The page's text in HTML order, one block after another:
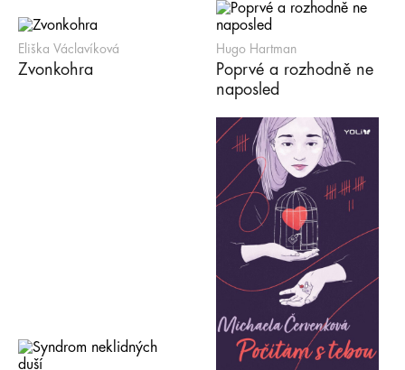
Eliška Václavíková
Zvonkohra
Hugo Hartman
Poprvé a rozhodně ne
naposled